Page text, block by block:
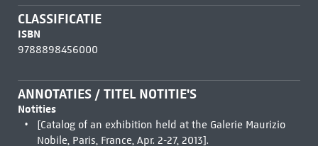
CLASSIFICATIE
ISBN
9788898456000
ANNOTATIES / TITEL NOTITIE'S
Notities
[Catalog of an exhibition held at the Galerie Maurizio
Nobile, Paris, France, Apr. 2-27, 2013].